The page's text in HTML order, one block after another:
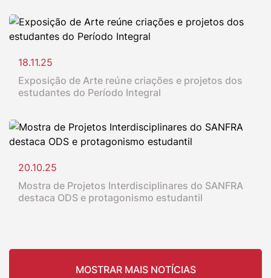
18.11.25
Exposição de Arte reúne criações e projetos dos
estudantes do Período Integral
20.10.25
Mostra de Projetos Interdisciplinares do SANFRA
destaca ODS e protagonismo estudantil
MOSTRAR MAIS NOTÍCIAS